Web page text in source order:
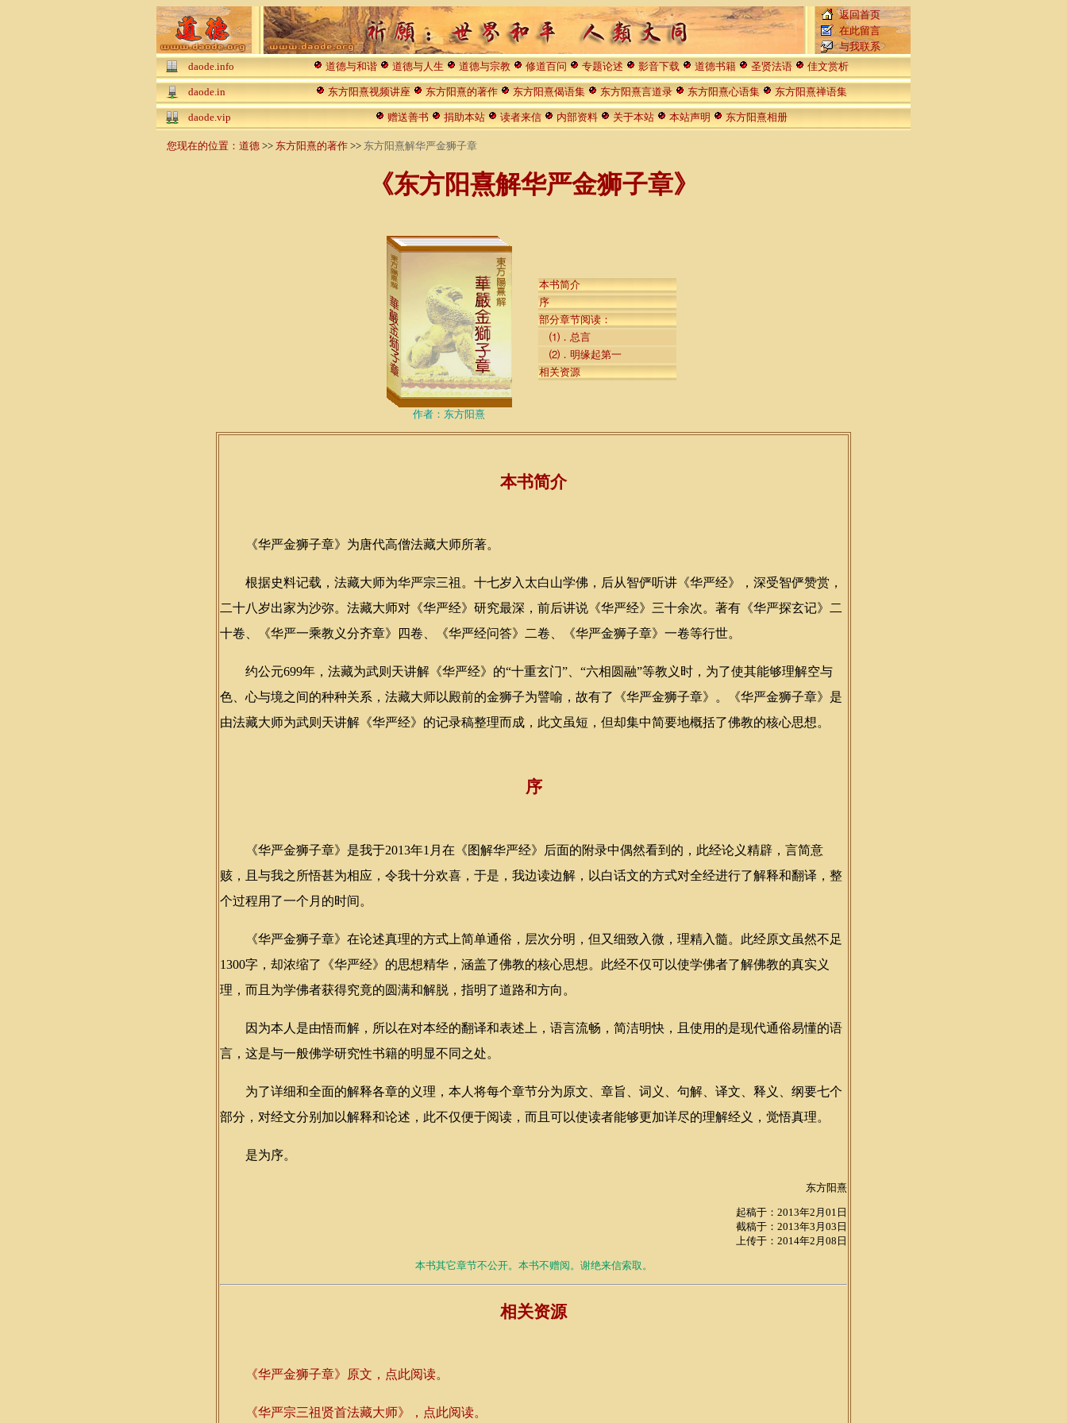
返回首页
在此留言
与我联系
daode.info
道德与和谐 道德与人生 道德与宗教 修道百问 专题论述 影音下载 道德书籍 圣贤法语 佳文赏析
daode.in 东方阳熹视频讲座 东方阳熹的著作 东方阳熹偈语集 东方阳熹言道录 东方阳熹心语集 东方阳熹禅语集
daode.vip 赠送善书 捐助本站 读者来信 内部资料 关于本站 本站声明 东方阳熹相册
您现在的位置： 道德 >> 东方阳熹的著作 >> 东方阳熹解华严金狮子章
《东方阳熹解华严金狮子章》
作者：东方阳熹
本书简介
序
部分章节阅读：
⑴．总言
⑵．明缘起第一
相关资源
本书简介
《华严金狮子章》为唐代高僧法藏大师所著。
根据史料记载，法藏大师为华严宗三祖。十七岁入太白山学佛，后从智俨听讲《华严经》，深受智俨赞赏，
二十八岁出家为沙弥。法藏大师对《华严经》研究最深，前后讲说《华严经》三十余次。著有《华严探玄记》二
十卷、《华严一乘教义分齐章》四卷、《华严经问答》二卷、《华严金狮子章》一卷等行世。
约公元699年，法藏为武则天讲解《华严经》的“十重玄门”、“六相圆融”等教义时，为了使其能够理解空与
色、心与境之间的种种关系，法藏大师以殿前的金狮子为譬喻，故有了《华严金狮子章》。《华严金狮子章》是
由法藏大师为武则天讲解《华严经》的记录稿整理而成，此文虽短，但却集中简要地概括了佛教的核心思想。
序
《华严金狮子章》是我于2013年1月在《图解华严经》后面的附录中偶然看到的，此经论义精辟，言简意
赅，且与我之所悟甚为相应，令我十分欢喜，于是，我边读边解，以白话文的方式对全经进行了解释和翻译，整
个过程用了一个月的时间。
《华严金狮子章》在论述真理的方式上简单通俗，层次分明，但又细致入微，理精入髓。此经原文虽然不足
1300字，却浓缩了《华严经》的思想精华，涵盖了佛教的核心思想。此经不仅可以使学佛者了解佛教的真实义
理，而且为学佛者获得究竟的圆满和解脱，指明了道路和方向。
因为本人是由悟而解，所以在对本经的翻译和表述上，语言流畅，简洁明快，且使用的是现代通俗易懂的语
言，这是与一般佛学研究性书籍的明显不同之处。
为了详细和全面的解释各章的义理，本人将每个章节分为原文、章旨、词义、句解、译文、释义、纲要七个
部分，对经文分别加以解释和论述，此不仅便于阅读，而且可以使读者能够更加详尽的理解经义，觉悟真理。
是为序。
东方阳熹
起稿于：2013年2月01日
截稿于：2013年3月03日
上传于：2014年2月08日
本书其它章节不公开。本书不赠阅。谢绝来信索取。
相关资源
《华严金狮子章》原文，点此阅读。
《华严宗三祖贤首法藏大师》，点此阅读。